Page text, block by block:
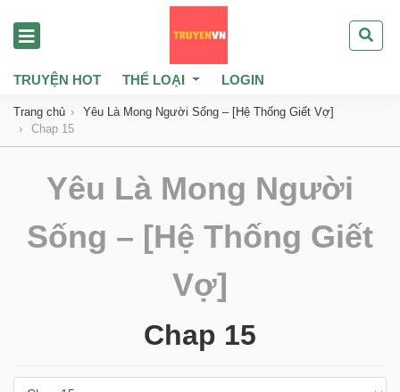
TRUYỆN HOT THỂ LOẠI LOGIN
Trang chủ
Yêu Là Mong Người Sống – [Hệ Thống Giết Vợ]
Chap 15
Yêu Là Mong Người
Sống – [Hệ Thống Giết
Vợ]
Chap 15